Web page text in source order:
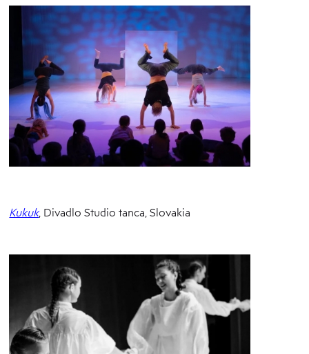
Kukuk, Divadlo Studio tanca, Slovakia